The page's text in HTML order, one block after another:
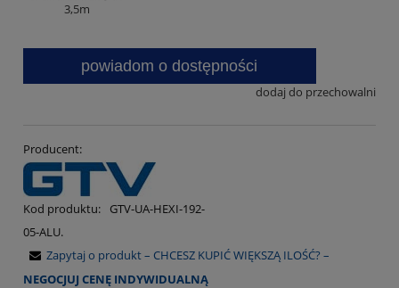
3,5m
powiadom o dostępności
dodaj do przechowalni
Producent:
Kod produktu:
GTV-UA-HEXI-192-
05-ALU.
Zapytaj o produkt – CHCESZ KUPIĆ WIĘKSZĄ ILOŚĆ? –
NEGOCJUJ CENĘ INDYWIDUALNĄ